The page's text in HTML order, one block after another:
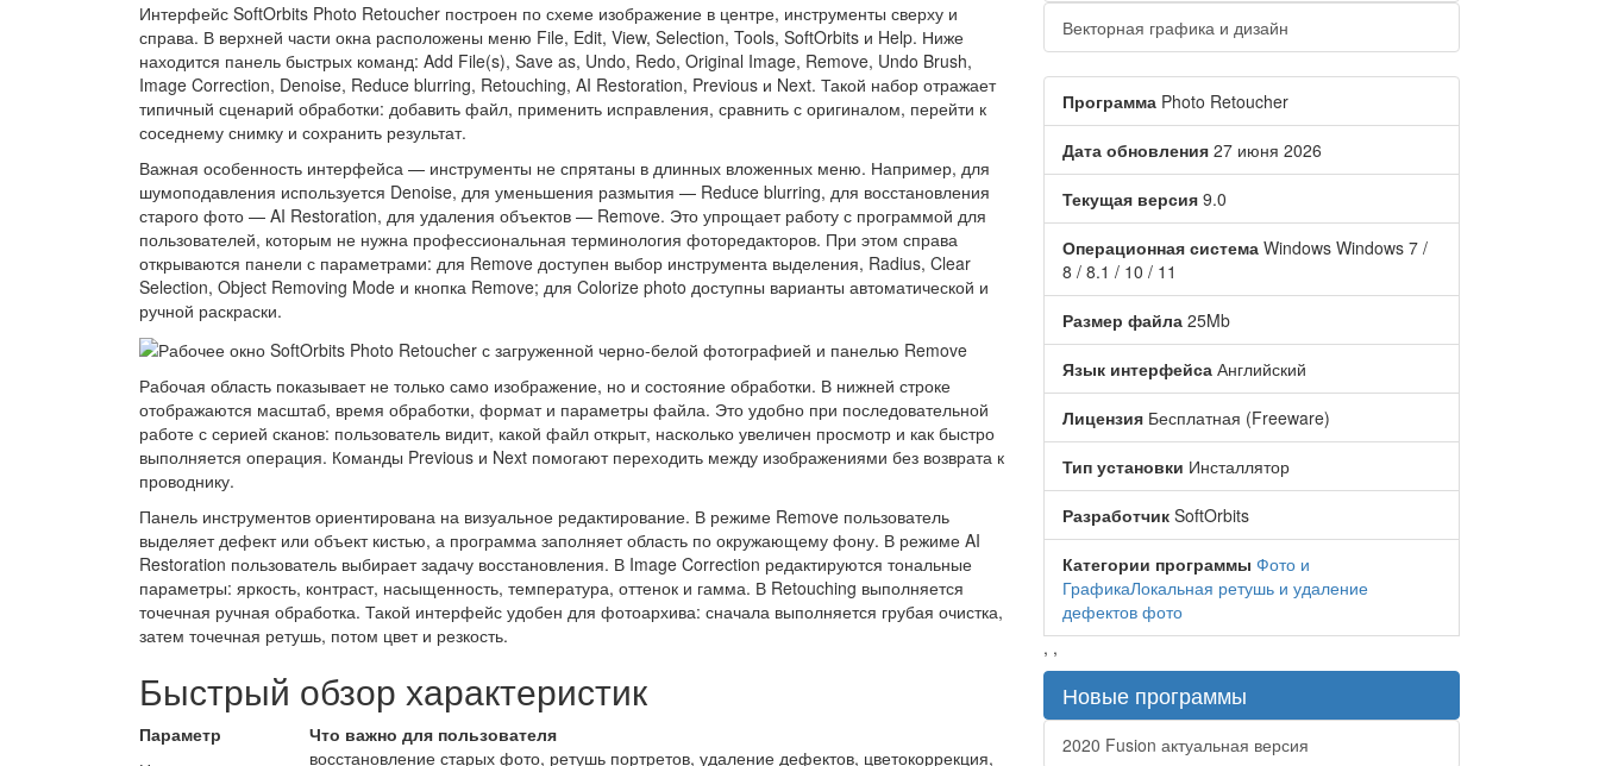
Интерфейс SoftOrbits Photo Retoucher построен по схеме изображение в центре, инструменты сверху и
справа. В верхней части окна расположены меню File, Edit, View, Selection, Tools, SoftOrbits и Help. Ниже
находится панель быстрых команд: Add File(s), Save as, Undo, Redo, Original Image, Remove, Undo Brush,
Image Correction, Denoise, Reduce blurring, Retouching, AI Restoration, Previous и Next. Такой набор отражает
типичный сценарий обработки: добавить файл, применить исправления, сравнить с оригиналом, перейти к
соседнему снимку и сохранить результат.
Важная особенность интерфейса — инструменты не спрятаны в длинных вложенных меню. Например, для
шумоподавления используется Denoise, для уменьшения размытия — Reduce blurring, для восстановления
старого фото — AI Restoration, для удаления объектов — Remove. Это упрощает работу с программой для
пользователей, которым не нужна профессиональная терминология фоторедакторов. При этом справа
открываются панели с параметрами: для Remove доступен выбор инструмента выделения, Radius, Clear
Selection, Object Removing Mode и кнопка Remove; для Colorize photo доступны варианты автоматической и
ручной раскраски.
Рабочая область показывает не только само изображение, но и состояние обработки. В нижней строке
отображаются масштаб, время обработки, формат и параметры файла. Это удобно при последовательной
работе с серией сканов: пользователь видит, какой файл открыт, насколько увеличен просмотр и как быстро
выполняется операция. Команды Previous и Next помогают переходить между изображениями без возврата к
проводнику.
Панель инструментов ориентирована на визуальное редактирование. В режиме Remove пользователь
выделяет дефект или объект кистью, а программа заполняет область по окружающему фону. В режиме AI
Restoration пользователь выбирает задачу восстановления. В Image Correction редактируются тональные
параметры: яркость, контраст, насыщенность, температура, оттенок и гамма. В Retouching выполняется
точечная ручная обработка. Такой интерфейс удобен для фотоархива: сначала выполняется грубая очистка,
затем точечная ретушь, потом цвет и резкость.
Быстрый обзор характеристик
Параметр
Что важно для пользователя
восстановление старых фото, ретушь портретов, удаление дефектов, цветокоррекция,
Векторная графика и дизайн
Программа Photo Retoucher
Дата обновления 27 июня 2026
Текущая версия 9.0
Операционная система Windows Windows 7 /
8 / 8.1 / 10 / 11
Размер файла 25Mb
Язык интерфейса Английский
Лицензия Бесплатная (Freeware)
Тип установки Инсталлятор
Разработчик SoftOrbits
Категории программы Фото и
ГрафикаЛокальная ретушь и удаление
дефектов фото
, ,
Новые программы
2020 Fusion актуальная версия